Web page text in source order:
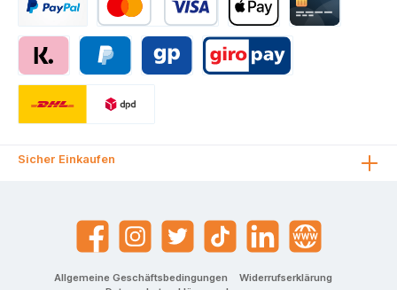
Sicher Einkaufen
Allgemeine Geschäftsbedingungen
Widerrufserklärung